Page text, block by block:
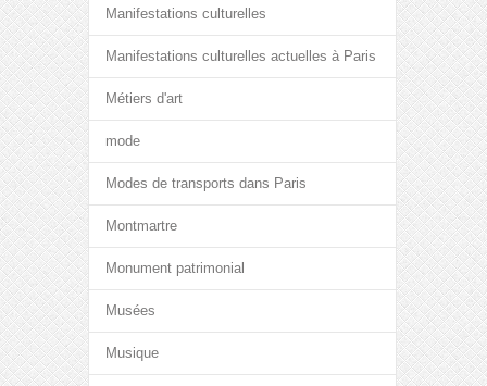
Manifestations culturelles
Manifestations culturelles actuelles à Paris
Métiers d'art
mode
Modes de transports dans Paris
Montmartre
Monument patrimonial
Musées
Musique